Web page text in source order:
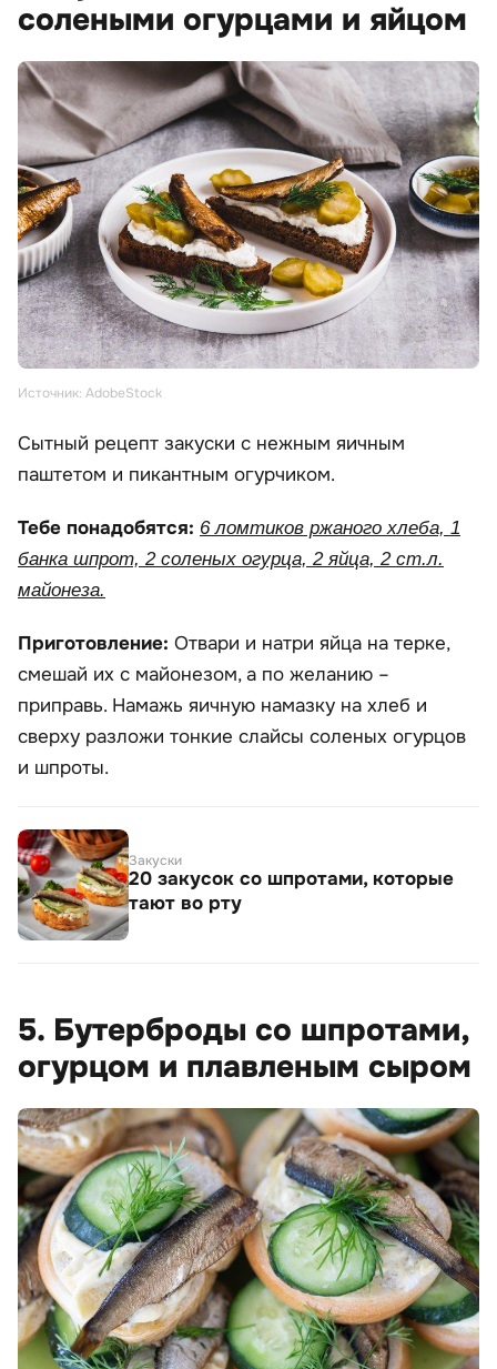
солеными огурцами и яйцом
Источник: AdobeStock
Сытный рецепт закуски с нежным яичным
паштетом и пикантным огурчиком.
Тебе понадобятся: 6 ломтиков ржаного хлеба, 1
банка шпрот, 2 соленых огурца, 2 яйца, 2 ст.л.
майонеза.
Приготовление: Отвари и натри яйца на терке,
смешай их с майонезом, а по желанию –
приправь. Намажь яичную намазку на хлеб и
сверху разложи тонкие слайсы соленых огурцов
и шпроты.
Закуски
20 закусок со шпротами, которые
тают во рту
5. Бутерброды со шпротами,
огурцом и плавленым сыром